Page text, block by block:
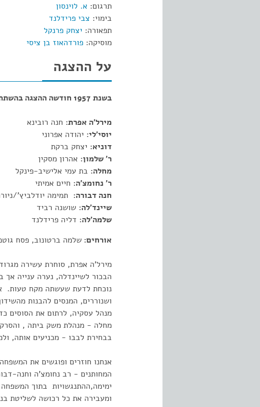
תרגום: א. לוינסון
בימוי: צבי פרידלנד
תפאורה: יצחק פרנקל
מוסיקה: פורדהאוז בן ציסי
על ההצגה
בשנת 1957 חודשה ההצגה בהשתתפות :
מירל'ה אפרת: חנה רובינא
יוסי'לי: יהודה אפרוני
דוניא: יצחק ברקת
ר' שלמון: אהרון מסקין
מחלה: בת עמי אלישיב-פינקל
ר' נחומצ'ה: חיים אמיתי
חנה דבורה: תמימה יודלביץ'/
שיינד'לה: שושנה רביד
שלמה'לה: דליה פרידלנד
אורחים: שלמה ברטונוב, פסח
מירל'ה אפרת, סוחרת עשירה
הבכור לשיינדלה, נערה ענייה
נוכחת לדעת שעשתה מקח טעות.
ושנוררים, המנסים להבנות
מנהל עסקיה, לרתום את הסוסים
מחלה - מנהלת משק ביתה ,
בבחירת לבבו - מכניעים אותה,
אנחנו חוזרים ופוגשים את
המחותנים - רב נחומצ'ה וחנה-
ימימה,ההתנגשויות בתוך
ומעבירה את כל רכושה לשליטת